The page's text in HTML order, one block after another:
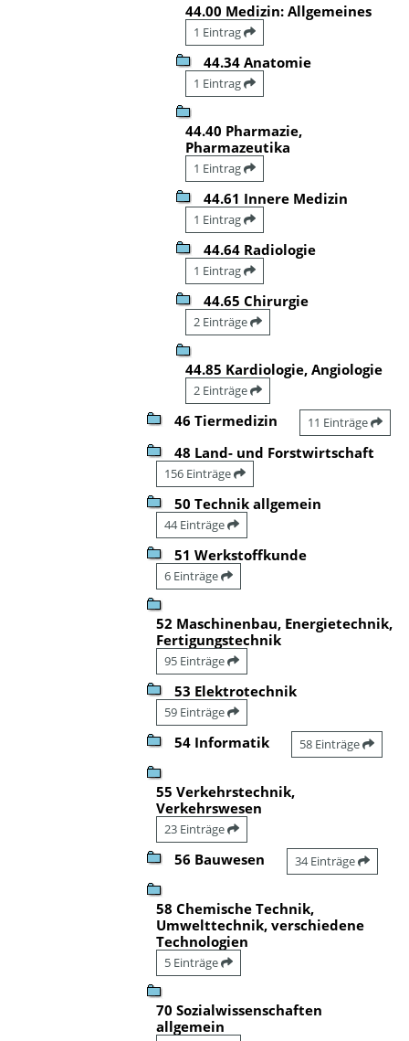
44.00 Medizin: Allgemeines
1 Eintrag
44.34 Anatomie
1 Eintrag
44.40 Pharmazie,
Pharmazeutika
1 Eintrag
44.61 Innere Medizin
1 Eintrag
44.64 Radiologie
1 Eintrag
44.65 Chirurgie
2 Einträge
44.85 Kardiologie, Angiologie
2 Einträge
46 Tiermedizin 11 Einträge
48 Land- und Forstwirtschaft
156 Einträge
50 Technik allgemein
44 Einträge
51 Werkstoffkunde
6 Einträge
52 Maschinenbau, Energietechnik,
Fertigungstechnik
95 Einträge
53 Elektrotechnik
59 Einträge
54 Informatik 58 Einträge
55 Verkehrstechnik,
Verkehrswesen
23 Einträge
56 Bauwesen 34 Einträge
58 Chemische Technik,
Umwelttechnik, verschiedene
Technologien
5 Einträge
70 Sozialwissenschaften
allgemein